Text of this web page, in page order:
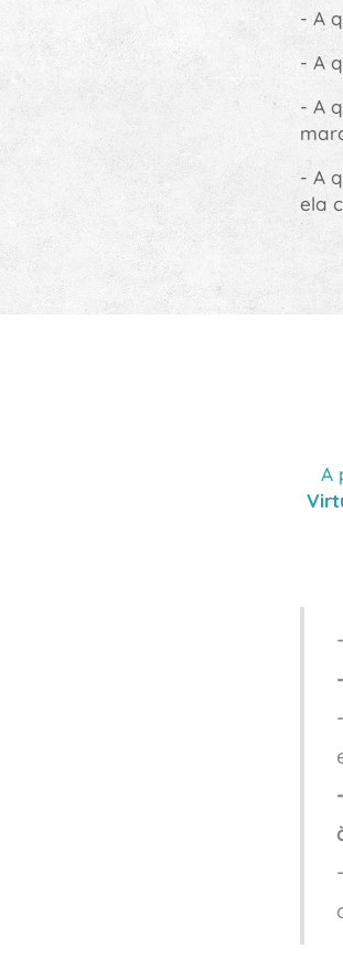
- A
- A
- A
- A
ela
A
-